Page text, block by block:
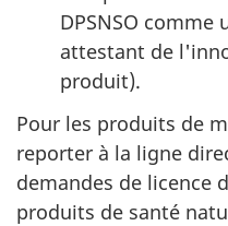
DPSNSO comme
attestant de
produit).
Pour les produits de
reporter à la ligne
demandes de licence
produits de santé